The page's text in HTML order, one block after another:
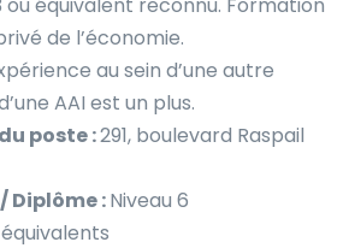
de l’économie.
au sein d’une autre
AAI est un plus.
poste :291, boulevard Raspail
Diplôme :Niveau 6